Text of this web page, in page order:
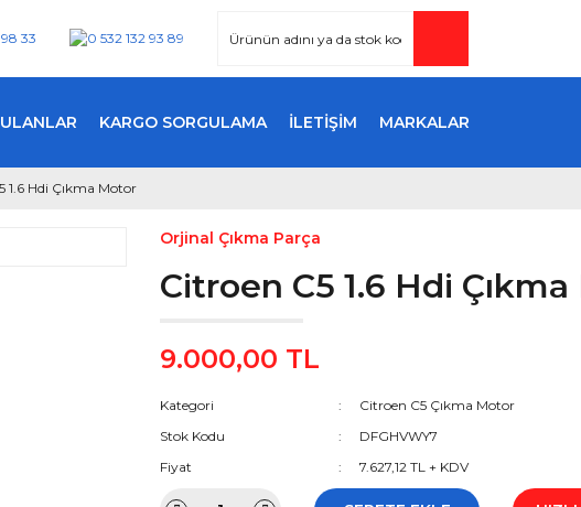
KARGO SORGULAMA İLETİŞİM MARKALAR
1.6 Hdi Çıkma Motor
Orjinal Çıkma Parça
Citroen C5 1.6 Hdi
9.000,00 TL
Kategori
Citroen C5 Çıkma Motor
Stok Kodu
DFGHVWY7
Fiyat
7.627,12 TL + KDV